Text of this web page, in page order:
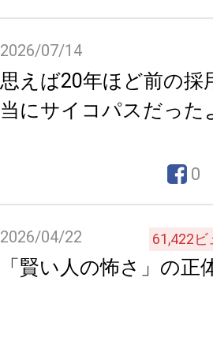
2026/07/14
思えば20年ほど前の採
当にサイコパスだった
0
2026/04/22 61,422ビ
「賢い人の怖さ」の正